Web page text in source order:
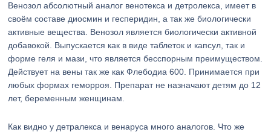
Венозол абсолютный аналог венотекса и детролекса, имеет в
своём составе диосмин и гесперидин, а так же биологически
активные вещества. Венозол является биологически активной
добавокой. Выпускается как в виде таблеток и капсул, так и
форме геля и мази, что является бесспорным преимуществом.
Действует на вены так же как Флебодиа 600. Принимается при
любых формах геморроя. Препарат не назначают детям до 12
лет, беременным женщинам.
Как видно у детралекса и венаруса много аналогов. Что же